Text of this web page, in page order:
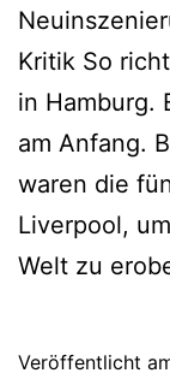
Kritik So
in Hamburg.
am Anfang.
waren die
Liverpool,
Welt zu
Veröffentlicht